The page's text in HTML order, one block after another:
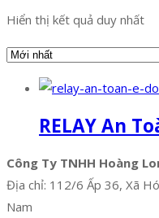
Hiển thị kết quả duy nhất
RELAY An
Công Ty TNHH Hoàng
Địa chỉ: 112/6 Ấp 36, Xã
Nam